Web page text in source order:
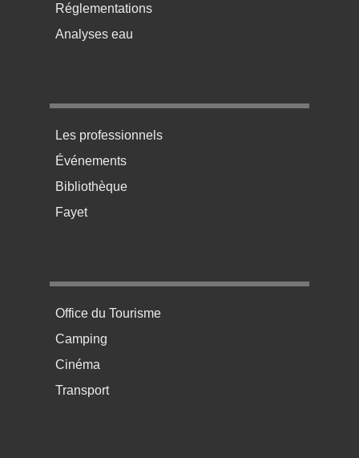
Réglementations
Analyses eau
Menu pratique bas de page 3
Les professionnels
Événements
Bibliothèque
Fayet
Menu pratique bas de page 4
Office du Tourisme
Camping
Cinéma
Transport